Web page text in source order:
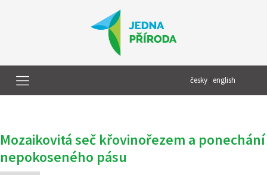
česky english
Mozaikovitá seč křovinořezem a ponechání
nepokoseného pásu